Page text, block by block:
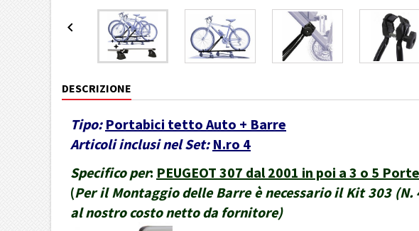

DESCRIZIONE
Tipo: Portabici tetto Auto + Barre
Articoli inclusi nel Set: N.ro 4
Specifico per: PEUGEOT 307 dal 2001 in poi a 3 o 5
(Per il Montaggio delle Barre è necessario il Kit 303
al nostro costo netto da fornitore)